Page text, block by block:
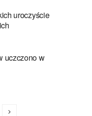
uroczyście
uczczono w